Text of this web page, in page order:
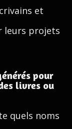
et
leurs projets
pour
livres ou
quels noms